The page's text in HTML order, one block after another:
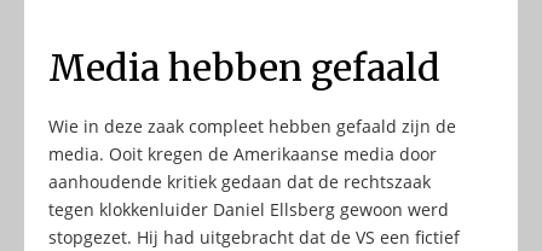
Media hebben gefaald
Wie in deze zaak compleet hebben gefaald zijn de
media. Ooit kregen de Amerikaanse media door
aanhoudende kritiek gedaan dat de rechtszaak
tegen klokkenluider Daniel Ellsberg gewoon werd
stopgezet. Hij had uitgebracht dat de VS een fictief